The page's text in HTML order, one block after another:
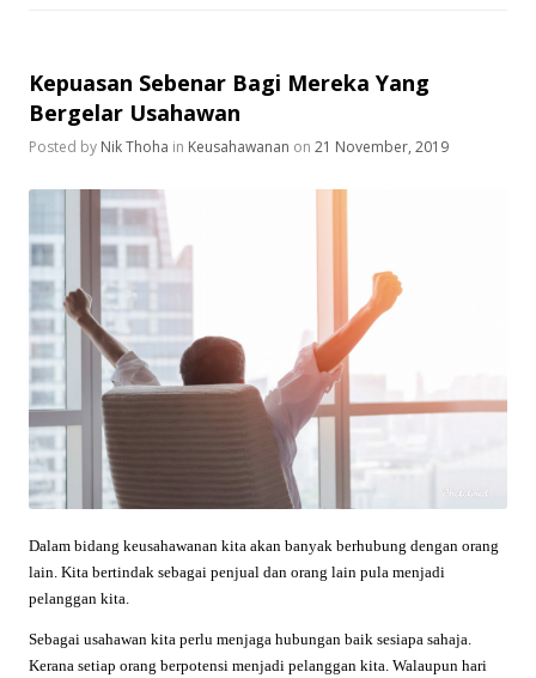
Kepuasan Sebenar Bagi Mereka Yang
Bergelar Usahawan
Posted by Nik Thoha in Keusahawanan on 21 November, 2019
Dalam bidang keusahawanan kita akan banyak berhubung dengan orang
lain. Kita bertindak sebagai penjual dan orang lain pula menjadi
pelanggan kita.
Sebagai usahawan kita perlu menjaga hubungan baik sesiapa sahaja.
Kerana setiap orang berpotensi menjadi pelanggan kita. Walaupun hari